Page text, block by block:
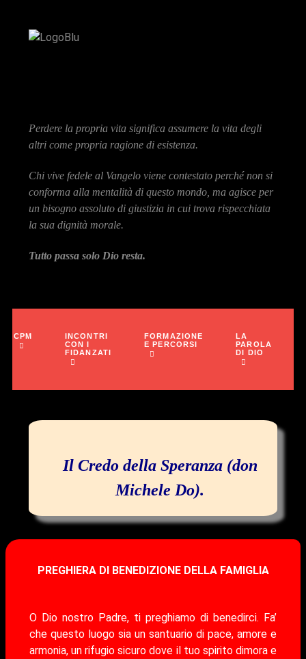
Perdere la propria vita significa assumere la vita degli
altri come propria ragione di esistenza.
Chi vive fedele al Vangelo viene contestato perché non si
conforma alla mentalità di questo mondo, ma agisce per
un bisogno assoluto di giustizia in cui trova rispecchiata
la sua dignità morale.
Tutto passa solo Dio resta.
CPM
INCONTRI
CON I
FIDANZATI
FORMAZIONE
E PERCORSI
LA
PAROLA
DI DIO
Il Credo della Speranza (don
Michele Do).
PREGHIERA DI BENEDIZIONE DELLA FAMIGLIA
O Dio nostro Padre, ti preghiamo di benedirci. Fa’
che questo luogo sia un santuario di pace, amore e
armonia, un rifugio sicuro dove il tuo spirito dimora e